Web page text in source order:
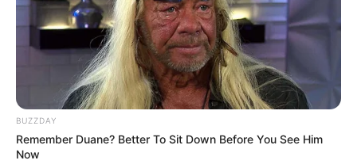
BUZZDAY
Remember Duane? Better To Sit Down Before You See Him
Now